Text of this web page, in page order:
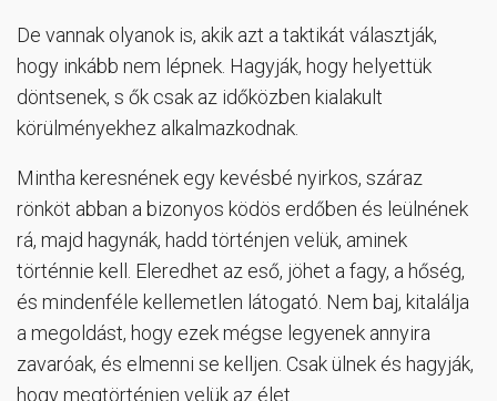
De vannak olyanok is, akik azt a taktikát választják,
hogy inkább nem lépnek. Hagyják, hogy helyettük
döntsenek, s ők csak az időközben kialakult
körülményekhez alkalmazkodnak.
Mintha keresnének egy kevésbé nyirkos, száraz
rönköt abban a bizonyos ködös erdőben és leülnének
rá, majd hagynák, hadd történjen velük, aminek
történnie kell. Eleredhet az eső, jöhet a fagy, a hőség,
és mindenféle kellemetlen látogató. Nem baj, kitalálja
a megoldást, hogy ezek mégse legyenek annyira
zavaróak, és elmenni se kelljen. Csak ülnek és hagyják,
hogy megtörténjen velük az élet.